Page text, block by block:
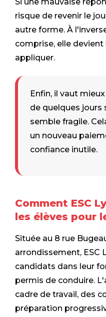
risque de revenir le
autre forme. À
comprise, elle
appliquer.
Enfin, il vaut
de quelques jours
semble fragile.
un nouveau
confiance inutile.
Comment ESC
les élèves pour
Située au 8 rue
arrondissement, ESC
candidats dans leur
permis de conduire.
cadre de travail, des
préparation